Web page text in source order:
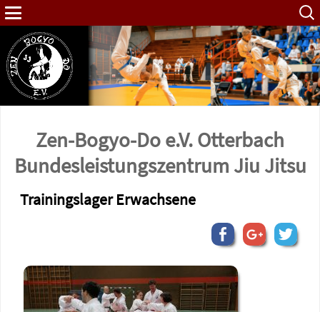
Suche
nach:
Zen-Bogyo-Do e.V. Otterbach
Bundes­leistungs­zentrum Jiu Jitsu
Trainingslager Erwachsene